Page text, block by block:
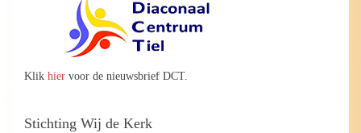
Klik hier voor de nieuwsbrief DCT.
Stichting Wij de Kerk